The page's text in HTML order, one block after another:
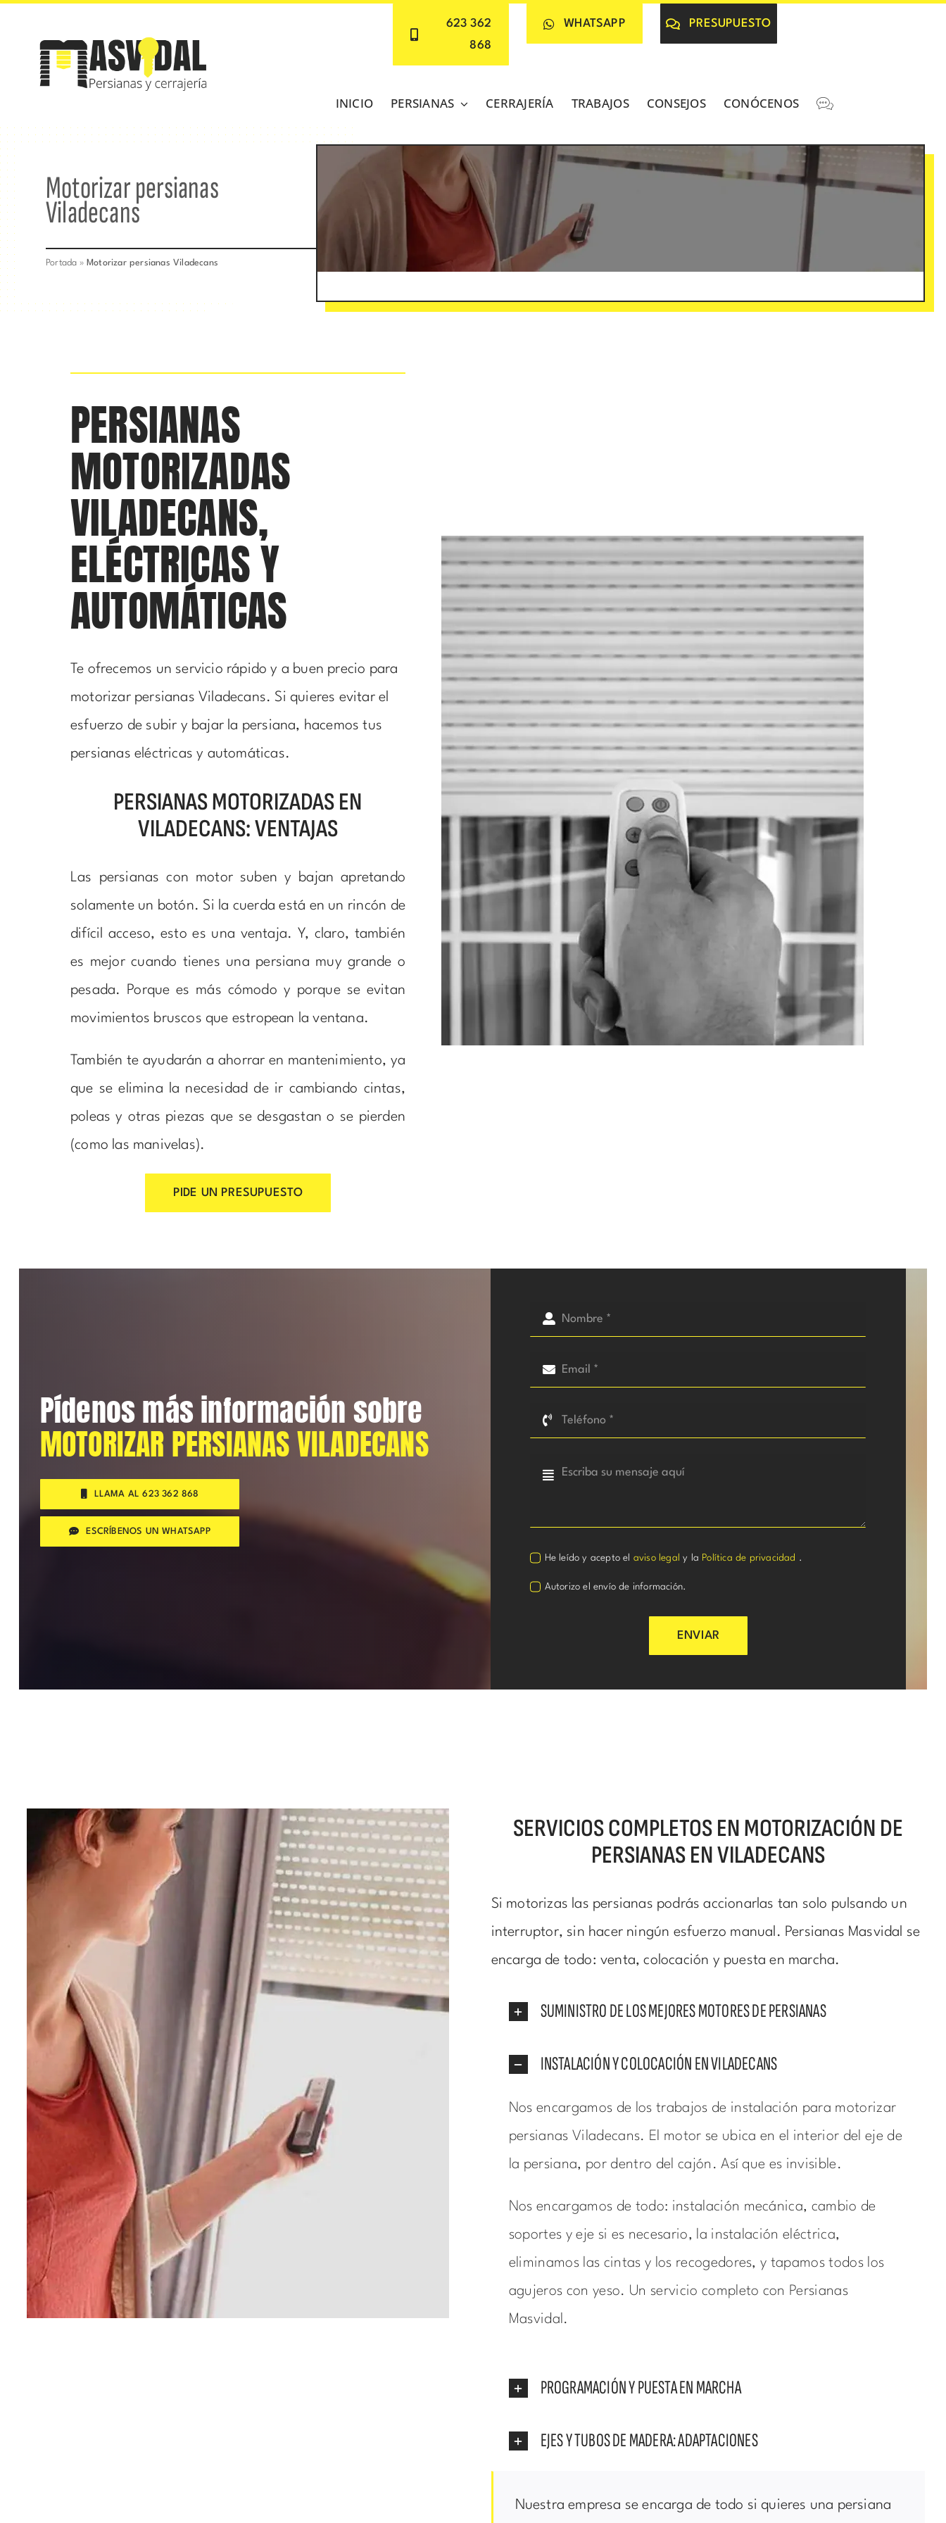
contenido
623 362
868
WHATSAPP PRESUPUESTO
INICIO PERSIANAS CERRAJERÍA TRABAJOS CONSEJOS CONÓCENOS
Motorizar persianas
Viladecans
Portada » Motorizar persianas Viladecans
PERSIANAS
MOTORIZADAS
VILADECANS,
ELÉCTRICAS Y
AUTOMÁTICAS
Te ofrecemos un servicio rápido y a buen precio para
motorizar persianas Viladecans. Si quieres evitar el
esfuerzo de subir y bajar la persiana, hacemos tus
persianas eléctricas y automáticas.
PERSIANAS MOTORIZADAS EN
VILADECANS: VENTAJAS
Las persianas con motor suben y bajan apretando
solamente un botón. Si la cuerda está en un rincón de
difícil acceso, esto es una ventaja. Y, claro, también
es mejor cuando tienes una persiana muy grande o
pesada. Porque es más cómodo y porque se evitan
movimientos bruscos que estropean la ventana.
También te ayudarán a ahorrar en mantenimiento, ya
que se elimina la necesidad de ir cambiando cintas,
poleas y otras piezas que se desgastan o se pierden
(como las manivelas).
PIDE UN PRESUPUESTO
Pídenos más información sobre
MOTORIZAR PERSIANAS VILADECANS
LLAMA AL 623 362 868
ESCRÍBENOS UN WHATSAPP
He leído y acepto el aviso legal y la Política de privacidad .
Autorizo el envío de información.
ENVIAR
SERVICIOS COMPLETOS EN MOTORIZACIÓN DE
PERSIANAS EN VILADECANS
Si motorizas las persianas podrás accionarlas tan solo pulsando un
interruptor, sin hacer ningún esfuerzo manual. Persianas Masvidal se
encarga de todo: venta, colocación y puesta en marcha.
SUMINISTRO DE LOS MEJORES MOTORES DE PERSIANAS
INSTALACIÓN Y COLOCACIÓN EN VILADECANS
Nos encargamos de los trabajos de instalación para motorizar
persianas Viladecans. El motor se ubica en el interior del eje de
la persiana, por dentro del cajón. Así que es invisible.
Nos encargamos de todo: instalación mecánica, cambio de
soportes y eje si es necesario, la instalación eléctrica,
eliminamos las cintas y los recogedores, y tapamos todos los
agujeros con yeso. Un servicio completo con Persianas
Masvidal.
PROGRAMACIÓN Y PUESTA EN MARCHA
EJES Y TUBOS DE MADERA: ADAPTACIONES
Nuestra empresa se encarga de todo si quieres una persiana